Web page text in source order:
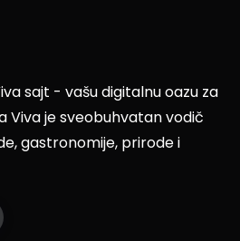
sajt - vašu digitalnu oazu za
Viva je sveobuhvatan vodič
gastronomije, prirode i